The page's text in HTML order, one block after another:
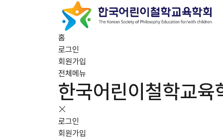
홈
로그인
회원가입
전체메뉴
한국어린이철학교육
로그인
회원가입